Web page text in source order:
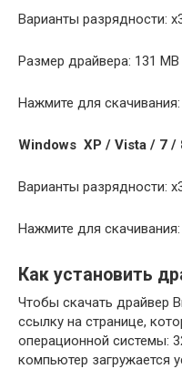
Варианты разрядности:
Размер драйвера: 131 MB
Нажмите для скачивания:
Windows XP / Vista / 7 /
Варианты разрядности:
Нажмите для скачивания:
Как установить
Чтобы скачать драйвер
ссылку на странице,
операционной системы:
компьютер загружается